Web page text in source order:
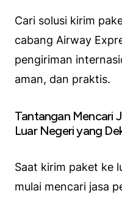
Cari solusi kirim
cabang Airway
pengiriman
aman, dan praktis.
Tantangan Mencari
Luar Negeri yang
Saat kirim paket ke
mulai mencari jasa